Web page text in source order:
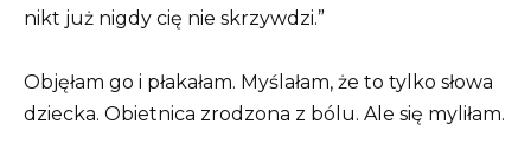
nikt już nigdy cię nie skrzywdzi.”
Objęłam go i płakałam. Myślałam, że to tylko słowa
dziecka. Obietnica zrodzona z bólu. Ale się myliłam.